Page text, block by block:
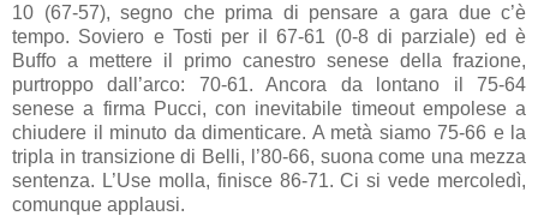
10 (67-57), segno che prima di pensare a gara due c’è
tempo. Soviero e Tosti per il 67-61 (0-8 di parziale) ed è
Buffo a mettere il primo canestro senese della frazione,
purtroppo dall’arco: 70-61. Ancora da lontano il 75-64
senese a firma Pucci, con inevitabile timeout empolese a
chiudere il minuto da dimenticare. A metà siamo 75-66 e la
tripla in transizione di Belli, l’80-66, suona come una mezza
sentenza. L’Use molla, finisce 86-71. Ci si vede mercoledì,
comunque applausi.